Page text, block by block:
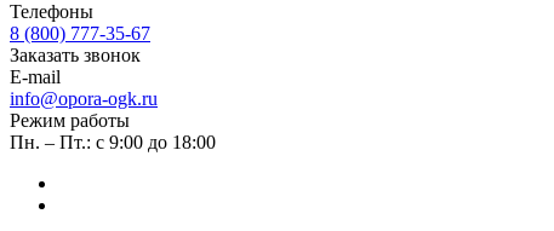
Телефоны
8 (800) 777-35-67
Заказать звонок
E-mail
info@opora-ogk.ru
Режим работы
Пн. – Пт.: с 9:00 до 18:00